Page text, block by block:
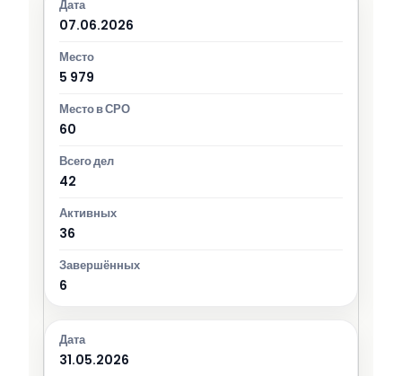
07.06.2026
5 979
60
42
36
6
31.05.2026